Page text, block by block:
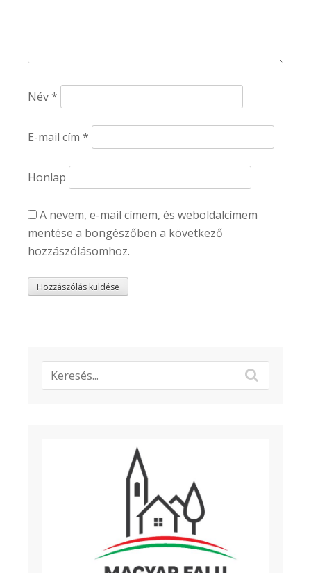
Név*
E-mail cím *
Honlap
A nevem, e-mail címem, és weboldalcímem
mentése a böngészőben a következő
hozzászólásomhoz.